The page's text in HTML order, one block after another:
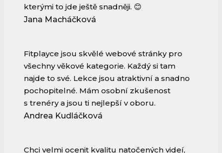
kterými to jde ještě snadněji. 😊
Jana Macháčková
Fitplayce jsou skvělé webové stránky pro
všechny věkové kategorie. Každý si tam
najde to své. Lekce jsou atraktivní a snadno
pochopitelné. Mám osobní zkušenost
s trenéry a jsou ti nejlepší v oboru.
Andrea Kudláčková
Chci velmi ocenit kvalitu natočených videí,